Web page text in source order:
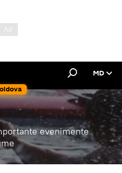
MD
evenimente